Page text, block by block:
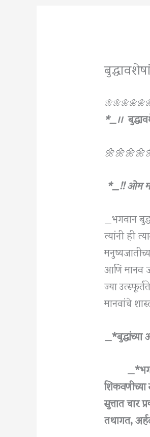
*_।।
*_!! ओम
_भगवान
त्यांनी ही
आणि मानव
ज्या
मानवांचे
सुत्तात चार
तथागत,